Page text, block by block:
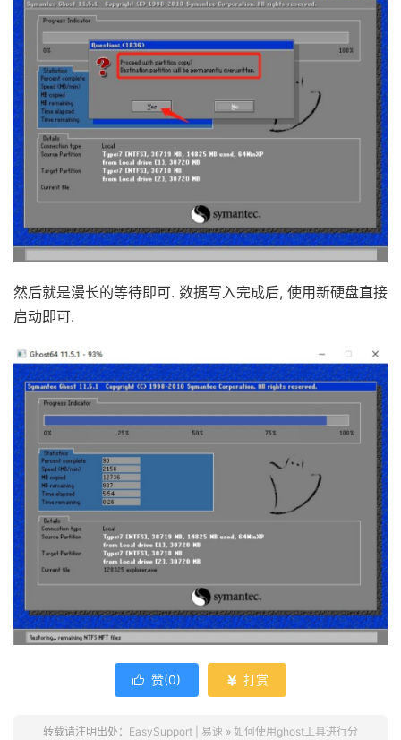
然后就是漫长的等待即可. 数据写入完成后, 使用新硬盘直接
启动即可.
 赞(0)  打赏
转载请注明出处： EasySupport | 易速 » 如何使用ghost工具进行分